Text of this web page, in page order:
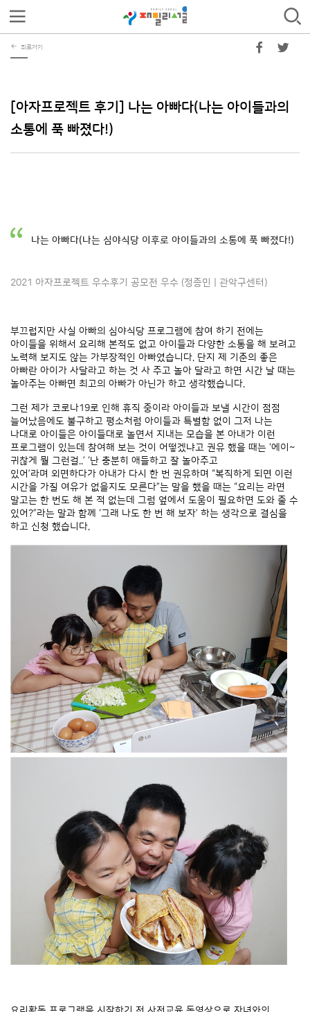
뒤로가기
[아자프로젝트 후기] 나는 아빠다(나는 아이들과의
소통에 푹 빠졌다!)
나는 아빠다(나는 심야식당 이후로 아이들과의 소통에 푹 빠졌다!)
2021 아자프로젝트 우수후기 공모전 우수 (정종민 | 관악구센터)
부끄럽지만 사실 아빠의 심야식당 프로그램에 참여 하기 전에는
아이들을 위해서 요리해 본적도 없고 아이들과 다양한 소통을 해 보려고
노력해 보지도 않는 가부장적인 아빠였습니다. 단지 제 기준의 좋은
아빠란 아이가 사달라고 하는 것 사 주고 놀아 달라고 하면 시간 날 때는
놀아주는 아빠면 최고의 아빠가 아닌가 하고 생각했습니다.
그런 제가 코로나19로 인해 휴직 중이라 아이들과 보낼 시간이 점점
늘어났음에도 불구하고 평소처럼 아이들과 특별함 없이 그저 나는
나대로 아이들은 아이들대로 놀면서 지내는 모습을 본 아내가 이런
프로그램이 있는데 참여해 보는 것이 어떻겠냐고 권유 했을 때는 ‘에이~
귀찮게 뭘 그런걸..’ ‘난 충분히 애들하고 잘 놀아주고
있어’라며 외면하다가 아내가 다시 한 번 권유하며 “복직하게 되면 이런
시간을 가질 여유가 없을지도 모른다”는 말을 했을 때는 “요리는 라면
말고는 한 번도 해 본 적 없는데 그럼 옆에서 도움이 필요하면 도와 줄 수
있어?”라는 말과 함께 ‘그래 나도 한 번 해 보자’ 하는 생각으로 결심을
하고 신청 했습니다.